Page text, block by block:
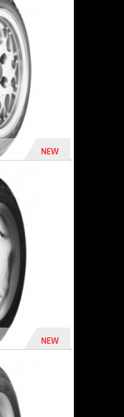
364 Dhs
NEW
NEW